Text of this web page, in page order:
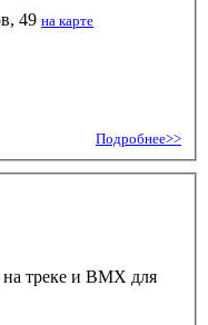
49 на карте
Подробнее>>
треке и BMX для